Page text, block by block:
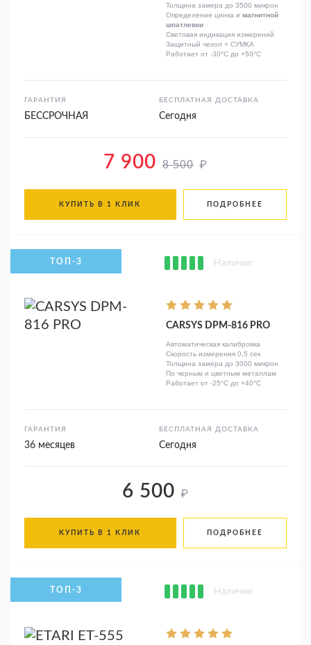
Толщина замера до 3500 микрон
Определение цинка и магнитной
шпатлевки
Световая индикация измерений
Защитный чехол + СУМКА
Работает от -30°C до +50°C
ГАРАНТИЯ
БЕССРОЧНАЯ
БЕСПЛАТНАЯ ДОСТАВКА
Сегодня
7 900 8 500 ₽
КУПИТЬ В 1 КЛИК ПОДРОБНЕЕ
Наличие
CARSYS DPM-816 PRO
Автоматическая калибровка
Скорость измерения 0,5 сек
Толщина замера до 3000 микрон
По черным и цветным металлам
Работает от -25°C до +40°C
ГАРАНТИЯ
36 месяцев
БЕСПЛАТНАЯ ДОСТАВКА
Сегодня
6 500 ₽
КУПИТЬ В 1 КЛИК ПОДРОБНЕЕ
Наличие